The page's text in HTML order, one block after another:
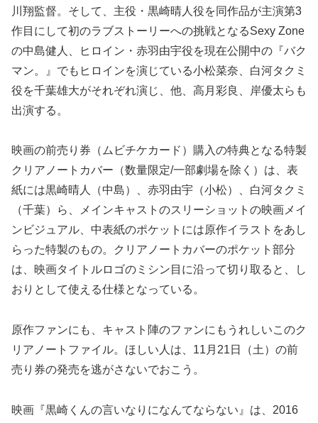
川翔監督。そして、主役・黒崎晴人役を同作品が主演第3
作目にして初のラブストーリーへの挑戦となるSexy Zone
の中島健人、ヒロイン・赤羽由宇役を現在公開中の『バク
マン。』でもヒロインを演じている小松菜奈、白河タクミ
役を千葉雄大がそれぞれ演じ、他、高月彩良、岸優太らも
出演する。
映画の前売り券（ムビチケカード）購入の特典となる特製
クリアノートカバー（数量限定/一部劇場を除く）は、表
紙には黒崎晴人（中島）、赤羽由宇（小松）、白河タクミ
（千葉）ら、メインキャストのスリーショットの映画メイ
ンビジュアル、中表紙のポケットには原作イラストをあし
らった特製のもの。クリアノートカバーのポケット部分
は、映画タイトルロゴのミシン目に沿って切り取ると、し
おりとして使える仕様となっている。
原作ファンにも、キャスト陣のファンにもうれしいこのク
リアノートファイル。ほしい人は、11月21日（土）の前
売り券の発売を逃がさないでおこう。
映画『黒崎くんの言いなりになんてならない』は、2016